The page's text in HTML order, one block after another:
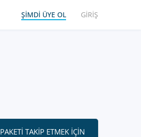
ŞIMDI ÜYE OL GIRIŞ
PAKETI TAKIP ETMEK IÇIN